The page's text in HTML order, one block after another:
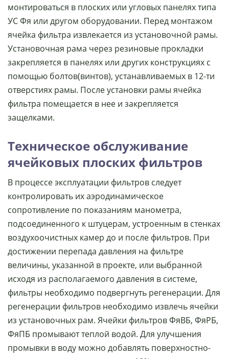
монтироваться в плоских или угловых панелях типа
УС Фя или другом оборудовании. Перед монтажом
ячейка фильтра извлекается из установочной рамы.
Установочная рама через резиновые прокладки
закрепляется в панелях или других конструкциях с
помощью болтов(винтов), устанавливаемых в 12-ти
отверстиях рамы. После установки рамы ячейка
фильтра помещается в нее и закрепляется
защелками.
Техническое обслуживание
ячейковых плоских фильтров
В процессе эксплуатации фильтров следует
контролировать их аэродинамическое
сопротивление по показаниям манометра,
подсоединенного к штуцерам, устроенным в стенках
воздухоочистных камер до и после фильтров. При
достижении перепада давления на фильтре
величины, указанной в проекте, или выбранной
исходя из располагаемого давления в системе,
фильтры необходимо подвергнуть регенерации. Для
регенерации фильтров необходимо извлечь ячейки
из установочных рам. Ячейки фильтров ФяВБ, ФяРБ,
ФяПБ промывают теплой водой. Для улучшения
промывки в воду можно добавлять поверхностно-